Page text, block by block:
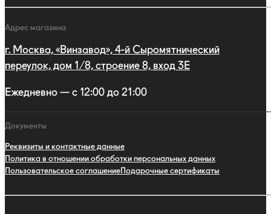
Адрес магазина
г. Москва, «Винзавод», 4-й Сыромятнический
переулок, дом 1/8, строение 8, вход 3E
Ежедневно — с 12:00 до 21:00
Документы
Реквизиты и контактные данные
Политика в отношении обработки персональных данных
Пользовательское соглашениеПодарочные сертификаты